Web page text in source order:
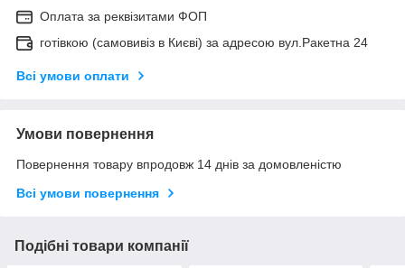
Оплата за реквізитами ФОП
готівкою (самовивіз в Києві) за адресою вул.Ракетна 24
Всі умови оплати
Умови повернення
Повернення товару впродовж 14 днів за домовленістю
Всі умови повернення
Подібні товари компанії